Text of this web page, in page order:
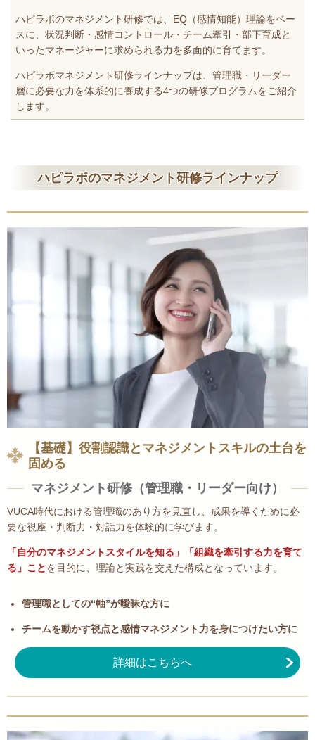
ハピラボのマネジメント研修では、EQ（感情知能）理論をベー
スに、状況判断・感情コントロール・チーム牽引・部下育成と
いったマネージャーに求められる力を多面的に育てます。
ハピラボマネジメント研修ラインナップは、管理職・リーダー
層に必要な力を体系的に養成する4つの研修プログラムをご紹介
します。
ハピラボのマネジメント研修ラインナップ
【基礎】役割認識とマネジメントスキルの土台を
固める
マネジメント研修（管理職・リーダー向け）
VUCA時代における管理職のあり方を見直し、成果を導くために必
要な視座・判断力・対話力を体験的に学びます。
「自分のマネジメントスタイルを知る」「組織を牽引する力を育て
る」ことを目的に、理論と実践を交えた構成となっています。
管理職としての“軸”が曖昧な方に
チームを動かす視点と感情マネジメント力を身につけたい方に
詳細はこちらへ